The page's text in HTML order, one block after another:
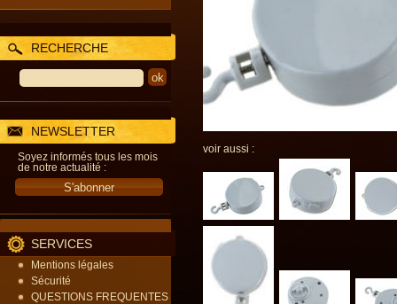
RECHERCHE
NEWSLETTER
Soyez informés tous les mois
de notre actualité :
SERVICES
Mentions légales
Sécurité
QUESTIONS FREQUENTES
voir aussi :